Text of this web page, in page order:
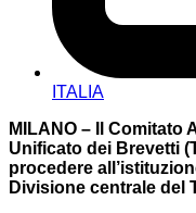
ITALIA
MILANO – Il Comitato
Unificato dei Brevetti
procedere
Divisione centrale del